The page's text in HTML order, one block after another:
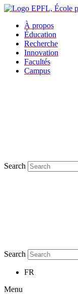
À propos
Éducation
Recherche
Innovation
Facultés
Campus
Search
Search
FR
Menu